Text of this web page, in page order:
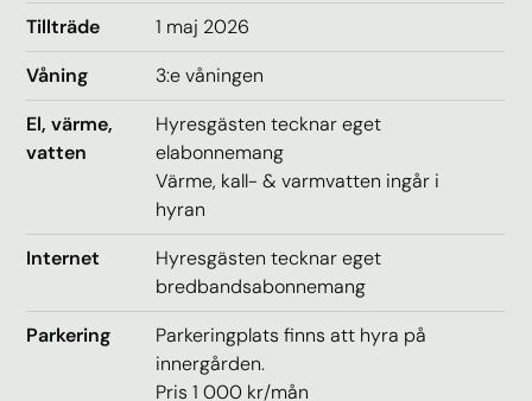
Tillträde
1 maj 2026
Våning
3:e våningen
El, värme,
vatten
Hyresgästen tecknar eget
elabonnemang
Värme, kall- & varmvatten ingår i
hyran
Internet
Hyresgästen tecknar eget
bredbandsabonnemang
Parkering
Parkeringplats finns att hyra på
innergården.
Pris 1 000 kr/mån